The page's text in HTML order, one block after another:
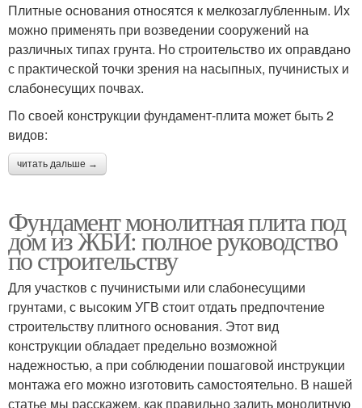
Плитные основания относятся к мелкозаглубленным. Их
можно применять при возведении сооружений на
различных типах грунта. Но строительство их оправдано
с практической точки зрения на насыпных, пучинистых и
слабонесущих почвах.
По своей конструкции фундамент-плита может быть 2
видов:
читать дальше →
Фундамент монолитная плита под
дом из ЖБИ: полное руководство
по строительству
Для участков с пучинистыми или слабонесущими
грунтами, с высоким УГВ стоит отдать предпочтение
строительству плитного основания. Этот вид
конструкции обладает предельно возможной
надежностью, а при соблюдении пошаговой инструкции
монтажа его можно изготовить самостоятельно. В нашей
статье мы расскажем, как правильно залить монолитную